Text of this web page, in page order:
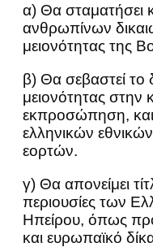
α) Θα σταματήσει
ανθρωπίνων
μειονότητας της
β) Θα σεβαστεί το
μειονότητας στην
εκπροσώπηση,
ελληνικών
εορτών.
γ) Θα απονείμει
περιουσίες των
Ηπείρου, όπως
και ευρωπαϊκό